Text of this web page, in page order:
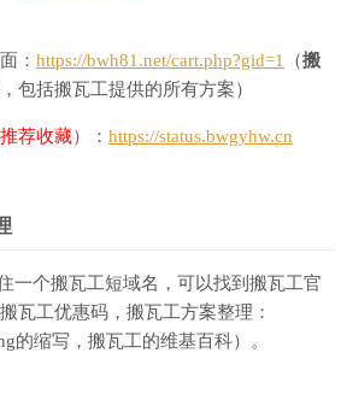
： https://bwh81.net/cart.php?gid=1 （搬
，包括搬瓦工提供的所有方案）
推荐收藏）： https://status.bwgyhw.cn
一个搬瓦工短域名，可以找到搬瓦工官
瓦工优惠码，搬瓦工方案整理：
的缩写，搬瓦工的维基百科）。